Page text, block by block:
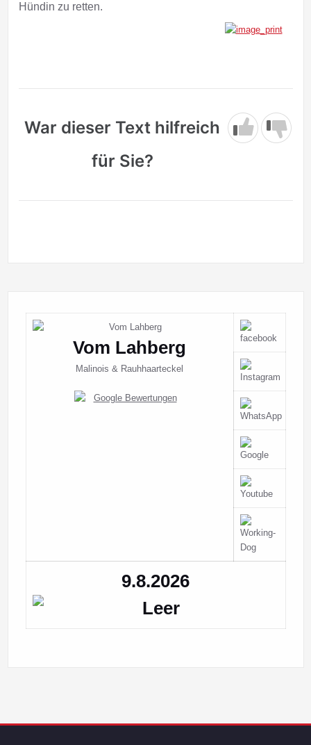
Hündin zu retten.
War dieser Text hilfreich
für Sie?
Vom Lahberg
Malinois & Rauhhaarteckel
9.8.2026